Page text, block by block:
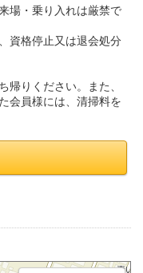
場・乗り入れは厳禁で
資格停止又は退会処分
帰りください。また、
会員様には、清掃料を